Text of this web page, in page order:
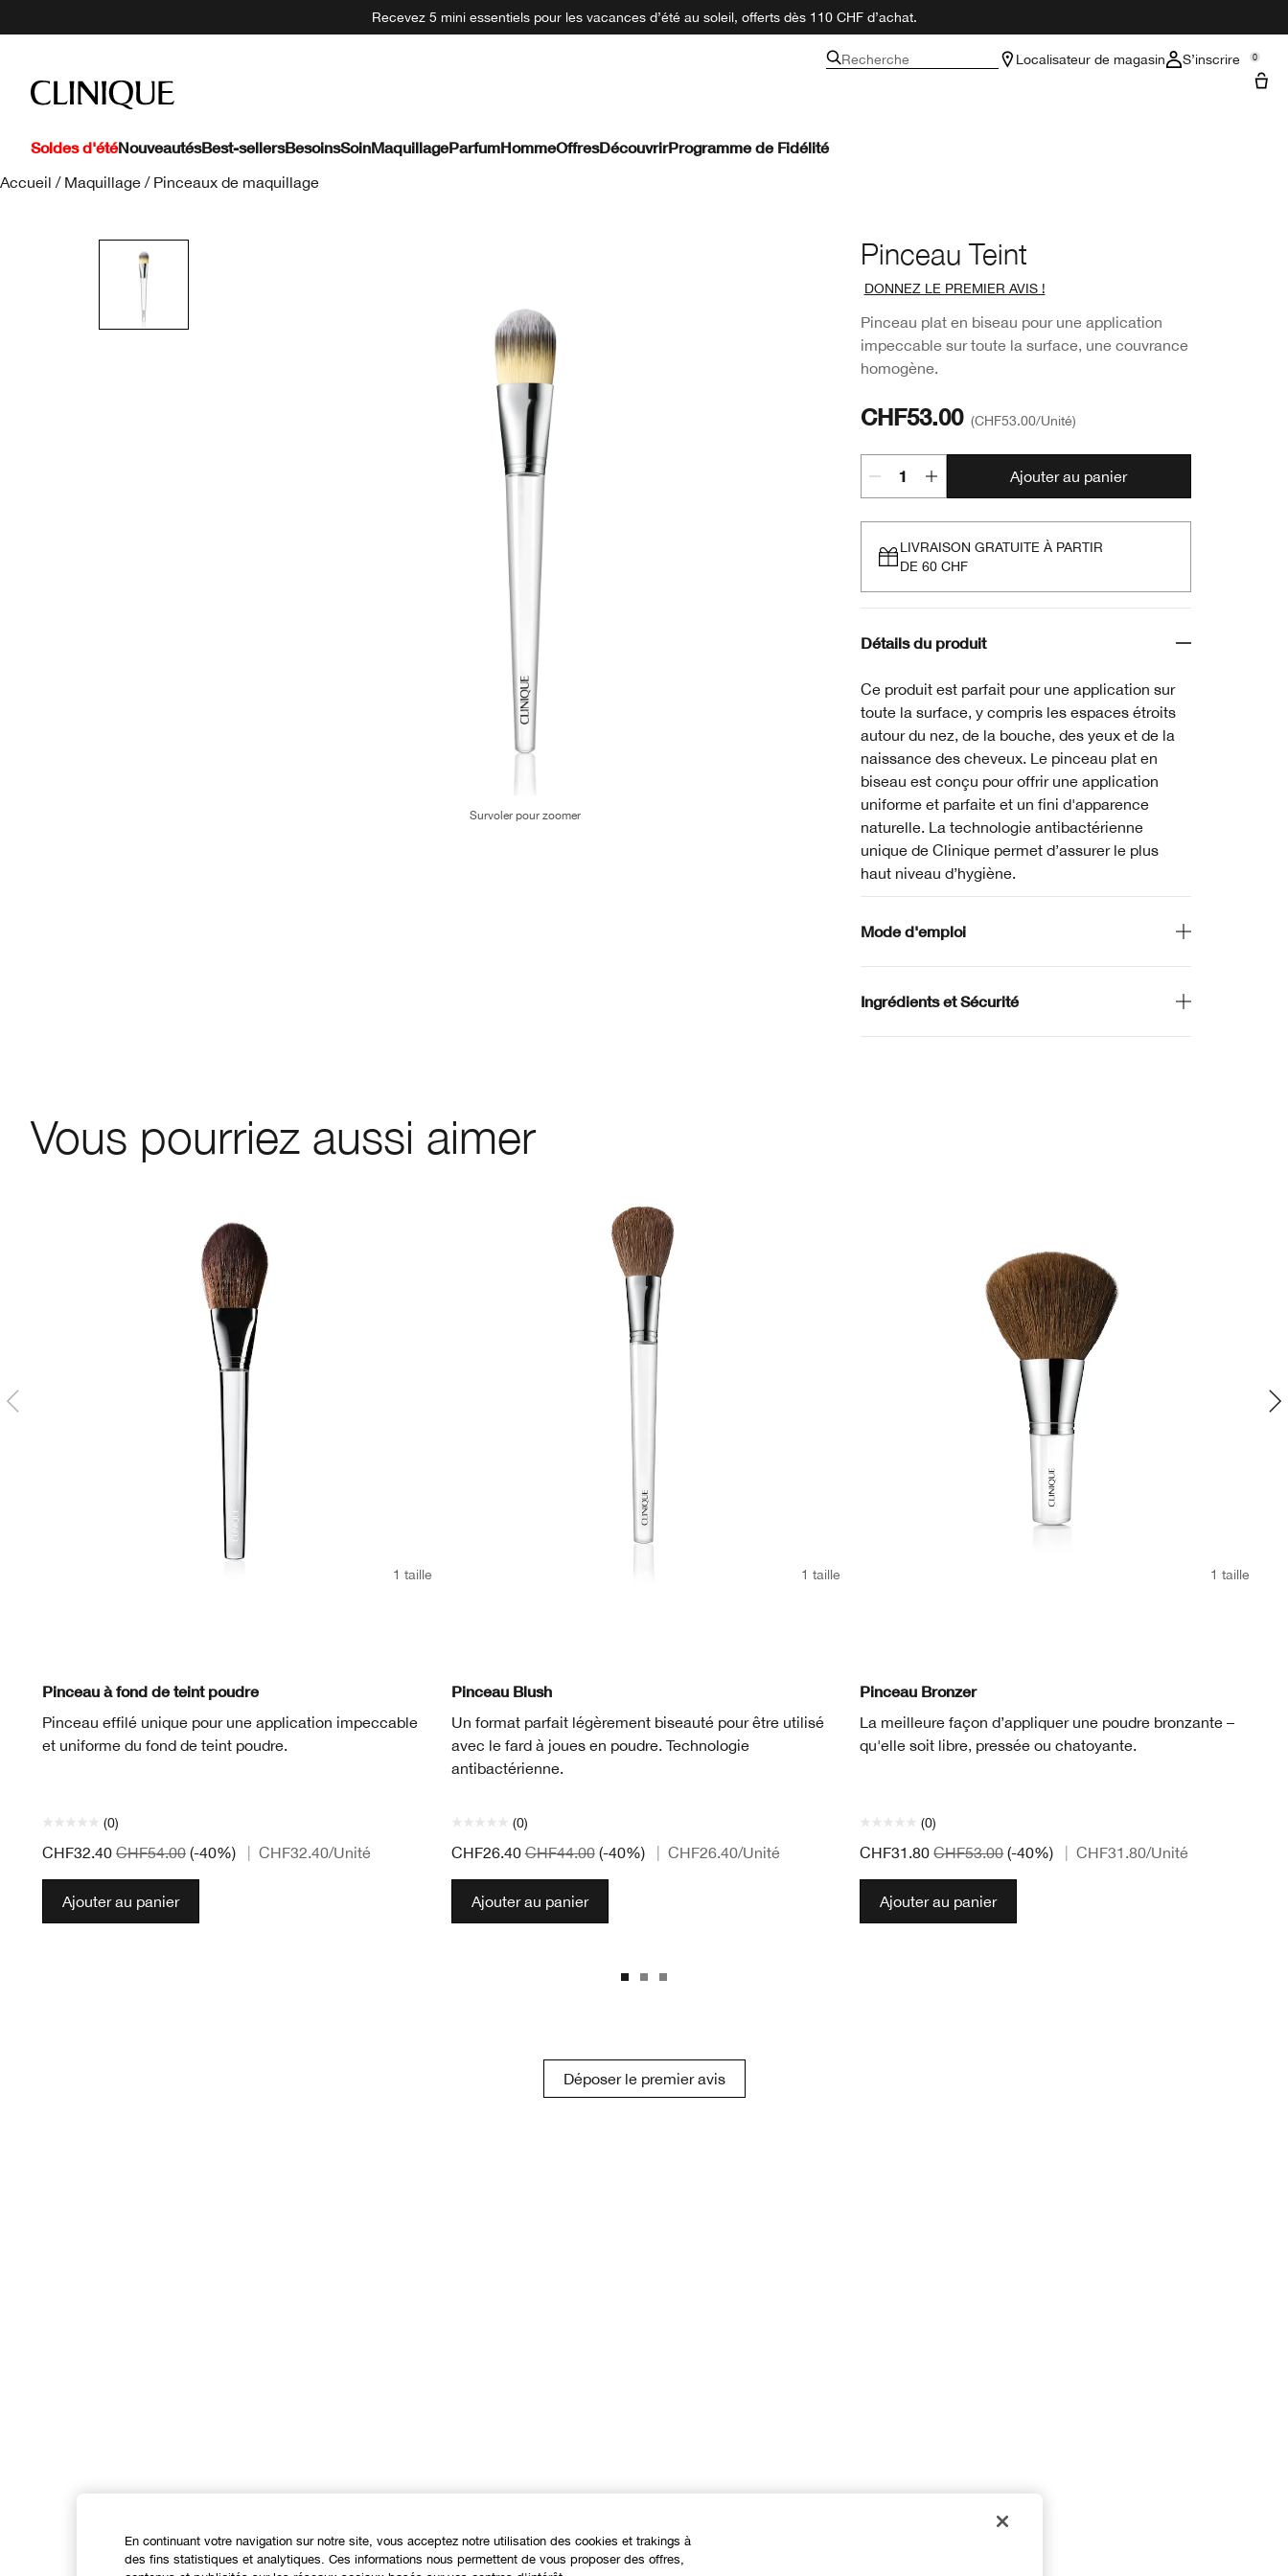
Recevez 5 mini essentiels pour les vacances d’été au soleil, offerts dès 110 CHF d’achat.
Recherche Localisateur de magasin S’inscrire 0
Soldes d'étéNouveautésBest-sellersBesoinsSoinMaquillageParfumHommeOffresDécouvrirProgramme de Fidélité
Accueil / Maquillage / Pinceaux de maquillage
Pinceau Teint
DONNEZ LE PREMIER AVIS !
Pinceau plat en biseau pour une application
impeccable sur toute la surface, une couvrance
homogène.
Survoler pour zoomer
CHF53.00 CHF53.00/Unité
Ajouter au panier
LIVRAISON GRATUITE À PARTIR
DE 60 CHF
Détails du produit
Ce produit est parfait pour une application sur
toute la surface, y compris les espaces étroits
autour du nez, de la bouche, des yeux et de la
naissance des cheveux. Le pinceau plat en
biseau est conçu pour offrir une application
uniforme et parfaite et un fini d'apparence
naturelle. La technologie antibactérienne
unique de Clinique permet d’assurer le plus
haut niveau d’hygiène.
Mode d'emploi
Ingrédients et Sécurité
Vous pourriez aussi aimer
1 taille
Pinceau à fond de teint poudre
Pinceau effilé unique pour une application impeccable
et uniforme du fond de teint poudre.
(0)
CHF32.40 CHF54.00 (-40%) CHF32.40/Unité
Ajouter au panier
1 taille
Pinceau Blush
Un format parfait légèrement biseauté pour être utilisé
avec le fard à joues en poudre. Technologie
antibactérienne.
(0)
CHF26.40CHF44.00 (-40%) CHF26.40/Unité
Ajouter au panier
1 taille
Pinceau Bronzer
La meilleure façon d’appliquer une poudre bronzante –
qu'elle soit libre, pressée ou chatoyante.
(0)
CHF31.80CHF53.00 (-40%) CHF31.80/Unité
Ajouter au panier
Déposer le premier avis
En continuant votre navigation sur notre site, vous acceptez notre utilisation des cookies et trakings à
des fins statistiques et analytiques. Ces informations nous permettent de vous proposer des offres,